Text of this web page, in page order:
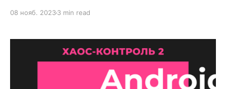
этом, Хаос-контроль 2 находится еще в
08 нояб. 20233 min read